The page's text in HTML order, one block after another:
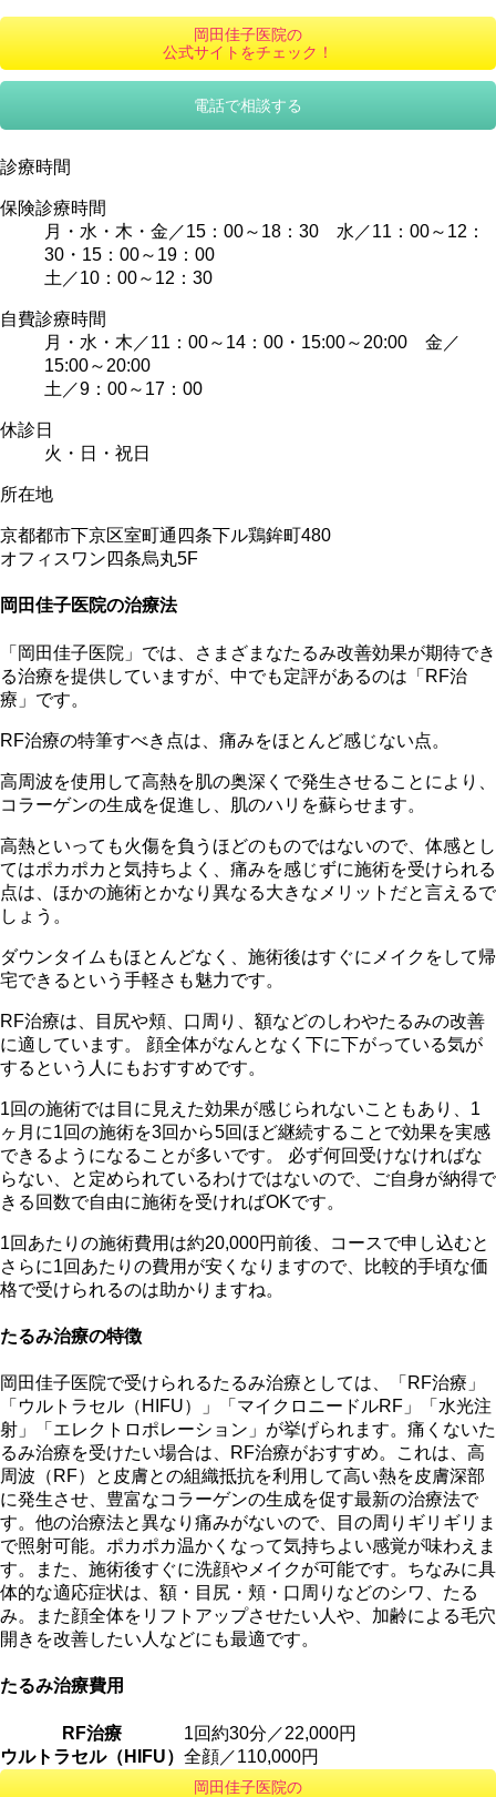
岡田佳子医院の
公式サイトをチェック！
電話で相談する
診療時間
保険診療時間
月・水・木・金／15：00～18：30 水／11：00～12：
30・15：00～19：00
土／10：00～12：30
自費診療時間
月・水・木／11：00～14：00・15:00～20:00 金／
15:00～20:00
土／9：00～17：00
休診日
火・日・祝日
所在地
京都都市下京区室町通四条下ル鶏鉾町480
オフィスワン四条烏丸5F
岡田佳子医院の治療法
「岡田佳子医院」では、さまざまなたるみ改善効果が期待でき
る治療を提供していますが、中でも定評があるのは「RF治
療」です。
RF治療の特筆すべき点は、痛みをほとんど感じない点。
高周波を使用して高熱を肌の奥深くで発生させることにより、
コラーゲンの生成を促進し、肌のハリを蘇らせます。
高熱といっても火傷を負うほどのものではないので、体感とし
てはポカポカと気持ちよく、痛みを感じずに施術を受けられる
点は、ほかの施術とかなり異なる大きなメリットだと言えるで
しょう。
ダウンタイムもほとんどなく、施術後はすぐにメイクをして帰
宅できるという手軽さも魅力です。
RF治療は、目尻や頬、口周り、額などのしわやたるみの改善
に適しています。 顔全体がなんとなく下に下がっている気が
するという人にもおすすめです。
1回の施術では目に見えた効果が感じられないこともあり、1
ヶ月に1回の施術を3回から5回ほど継続することで効果を実感
できるようになることが多いです。 必ず何回受けなければな
らない、と定められているわけではないので、ご自身が納得で
きる回数で自由に施術を受ければOKです。
1回あたりの施術費用は約20,000円前後、コースで申し込むと
さらに1回あたりの費用が安くなりますので、比較的手頃な価
格で受けられるのは助かりますね。
たるみ治療の特徴
岡田佳子医院で受けられるたるみ治療としては、「RF治療」
「ウルトラセル（HIFU）」「マイクロニードルRF」「水光注
射」「エレクトロポレーション」が挙げられます。痛くないた
るみ治療を受けたい場合は、RF治療がおすすめ。これは、高
周波（RF）と皮膚との組織抵抗を利用して高い熱を皮膚深部
に発生させ、豊富なコラーゲンの生成を促す最新の治療法で
す。他の治療法と異なり痛みがないので、目の周りギリギリま
で照射可能。ポカポカ温かくなって気持ちよい感覚が味わえま
す。また、施術後すぐに洗顔やメイクが可能です。ちなみに具
体的な適応症状は、額・目尻・頬・口周りなどのシワ、たる
み。また顔全体をリフトアップさせたい人や、加齢による毛穴
開きを改善したい人などにも最適です。
たるみ治療費用
RF治療
1回約30分／22,000円
ウルトラセル（HIFU） 全顔／110,000円
岡田佳子医院の